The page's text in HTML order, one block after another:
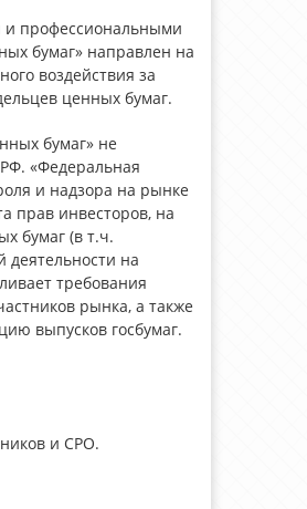
и профессиональными
бумаг» направлен на
воздействия за
ценных бумаг.
бумаг» не
«Федеральная
и надзора на рынке
прав инвесторов, на
бумаг (в т.ч.
на
требования
рынка, а также
выпусков госбумаг.
и СРО.